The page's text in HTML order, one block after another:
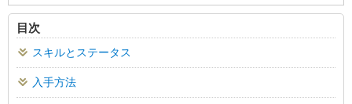
目次
スキルとステータス
入手方法